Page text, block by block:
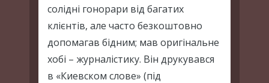
солідні гонорари від багатих
клієнтів, але часто безкоштовно
допомагав бідним; мав оригінальне
хобі – журналістику. Він друкувався
в «Киевском слове» (під